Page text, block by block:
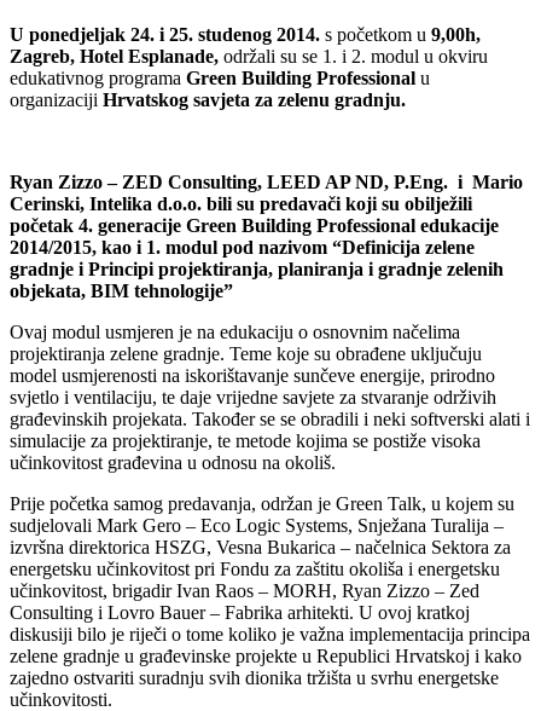
U ponedjeljak 24. i 25. studenog 2014. s početkom u 9,00h,
Zagreb, Hotel Esplanade, održali su se 1. i 2. modul u okviru
edukativnog programa Green Building Professional u
organizaciji Hrvatskog savjeta za zelenu gradnju.
Ryan Zizzo – ZED Consulting, LEED AP ND, P.Eng. i Mario
Cerinski, Intelika d.o.o. bili su predavači koji su obilježili
početak 4. generacije Green Building Professional edukacije
2014/2015, kao i 1. modul pod nazivom “Definicija zelene
gradnje i Principi projektiranja, planiranja i gradnje zelenih
objekata, BIM tehnologije”
Ovaj modul usmjeren je na edukaciju o osnovnim načelima
projektiranja zelene gradnje. Teme koje su obrađene uključuju
model usmjerenosti na iskorištavanje sunčeve energije, prirodno
svjetlo i ventilaciju, te daje vrijedne savjete za stvaranje održivih
građevinskih projekata. Također se se obradili i neki softverski alati i
simulacije za projektiranje, te metode kojima se postiže visoka
učinkovitost građevina u odnosu na okoliš.
Prije početka samog predavanja, održan je Green Talk, u kojem su
sudjelovali Mark Gero – Eco Logic Systems, Snježana Turalija –
izvršna direktorica HSZG, Vesna Bukarica – načelnica Sektora za
energetsku učinkovitost pri Fondu za zaštitu okoliša i energetsku
učinkovitost, brigadir Ivan Raos – MORH, Ryan Zizzo – Zed
Consulting i Lovro Bauer – Fabrika arhitekti. U ovoj kratkoj
diskusiji bilo je riječi o tome koliko je važna implementacija principa
zelene gradnje u građevinske projekte u Republici Hrvatskoj i kako
zajedno ostvariti suradnju svih dionika tržišta u svrhu energetske
učinkovitosti.